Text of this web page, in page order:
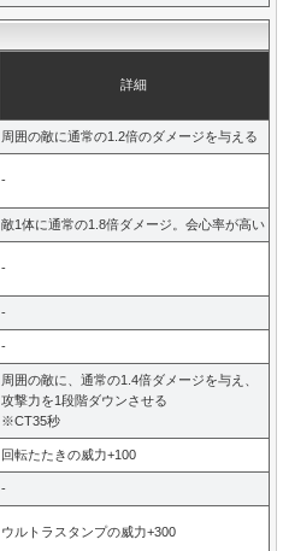
詳細
周囲の敵に通常の1.2倍のダメージを与える
-
敵1体に通常の1.8倍ダメージ。会心率が高い
-
-
-
周囲の敵に、通常の1.4倍ダメージを与え、
攻撃力を1段階ダウンさせる
※CT35秒
回転たたきの威力+100
-
ウルトラスタンプの威力+300